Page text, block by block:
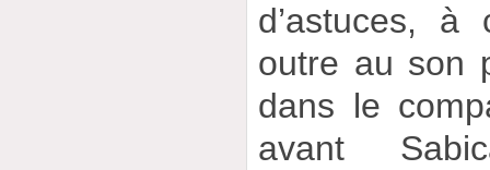
d’astuces, à
outre au son
dans le
avant